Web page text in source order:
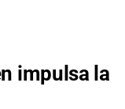
impulsa la